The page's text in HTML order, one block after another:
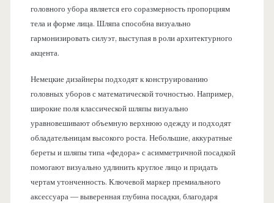
головного убора является его соразмерность пропорциям
тела и форме лица. Шляпа способна визуально
гармонизировать силуэт, выступая в роли архитектурного
акцента.
Немецкие дизайнеры подходят к конструированию
головных уборов с математической точностью. Например,
широкие поля классической шляпы визуально
уравновешивают объемную верхнюю одежду и подходят
обладательницам высокого роста. Небольшие, аккуратные
береты и шляпы типа «федора» с асимметричной посадкой
помогают визуально удлинить круглое лицо и придать
чертам утонченность. Ключевой маркер премиального
аксессуара — выверенная глубина посадки, благодаря